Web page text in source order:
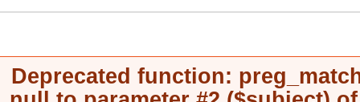
Deprecated function: